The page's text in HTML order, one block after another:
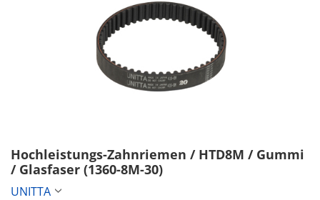
Hochleistungs-Zahnriemen / HTD8M / Gummi
/ Glasfaser (1360-8M-30)
UNITTA